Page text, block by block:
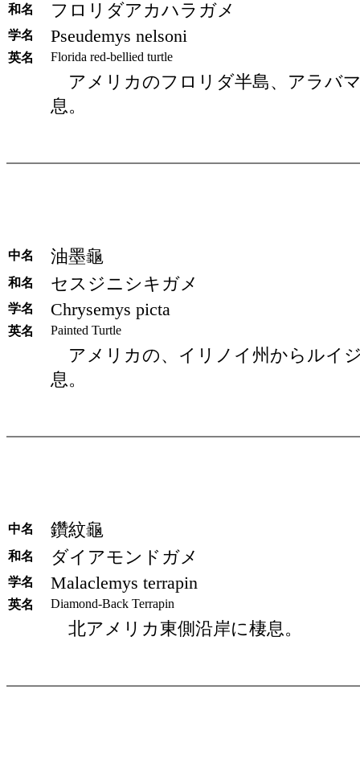
和名 フロリダアカハラガメ
学名 Pseudemys nelsoni
英名 Florida red-bellied turtle
アメリカのフロリダ半島、アラバ
息。
中名 油墨龜
和名 セスジニシキガメ
学名 Chrysemys picta
英名 Painted Turtle
アメリカの、イリノイ州からルイ
息。
中名 鑽紋龜
和名 ダイアモンドガメ
学名 Malaclemys terrapin
英名 Diamond-Back Terrapin
北アメリカ東側沿岸に棲息。